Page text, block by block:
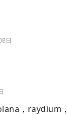
日
，